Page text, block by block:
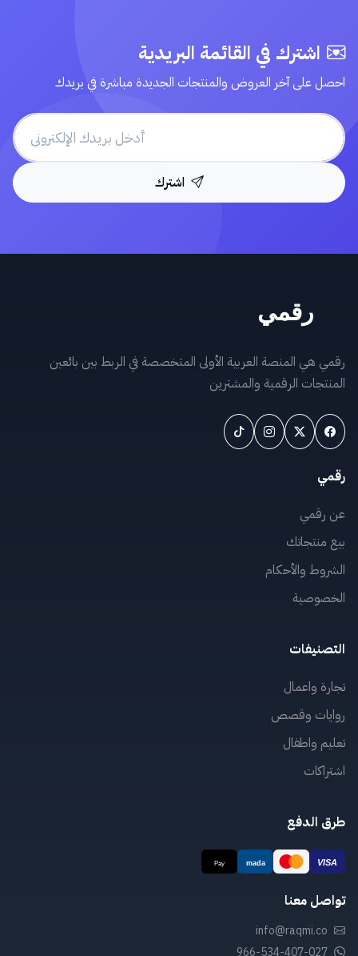
اشترك في القائمة البريدية
احصل على آخر العروض والمنتجات الجديدة مباشرة في بريدك
اشترك
رقمي هي المنصة العربية الأولى المتخصصة في الربط بين بائعين
المنتجات الرقمية والمشترين
رقمي
عن رقمي
بيع منتجاتك
الشروط والأحكام
الخصوصية
التصنيفات
تجارة واعمال
روايات وقصص
تعليم واطفال
اشتراكات
طرق الدفع
تواصل معنا
info@raqmi.co